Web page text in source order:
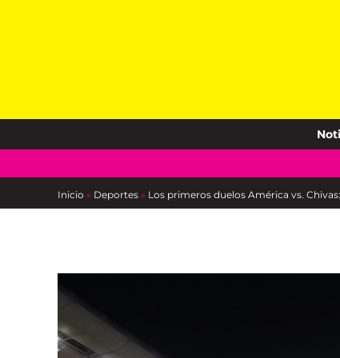
Inicio » Deportes » Los primeros duelos América vs.